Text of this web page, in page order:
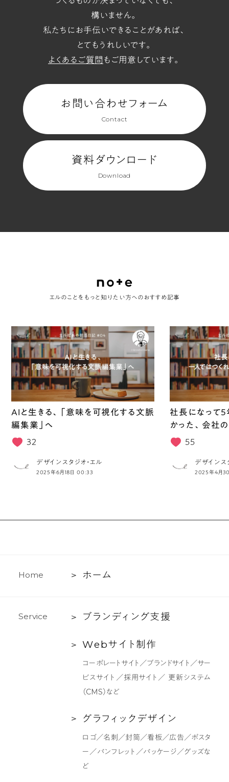
構いません。
私たちにお手伝いできることがあれば、
とてもうれしいです。
よくあるご質問 もご用意しています。
お問い合わせフォーム
Contact
資料ダウンロード
Download
エルのことをもっと知りたい方へのおすすめ記事
AIと生きる、「意味を可視化する文脈
編集業」へ
32
デザインスタジオ・エル
2025年6月18日 00:33
社長になって5
かった、会社
55
デザインス
2025年4月
Home
ホ
ホーム
Service
ブ
ン
支
ブラ ン ディ ン グ支援
Web
作
Webサ イ ト 制 作
コーポレートサイト／ブランドサイト／サー
ビスサイト／採用サイト／ 更新システム
（CMS）など
グ
グラフ ィ ッ ク デザイ ン
ロゴ／名刺／封筒／看板／広告／ポスタ
ー／パンフレット／パッケージ／グッズな
ど